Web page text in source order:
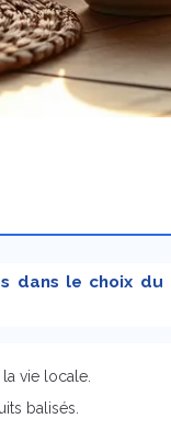
dans le choix
vie locale.
balisés.